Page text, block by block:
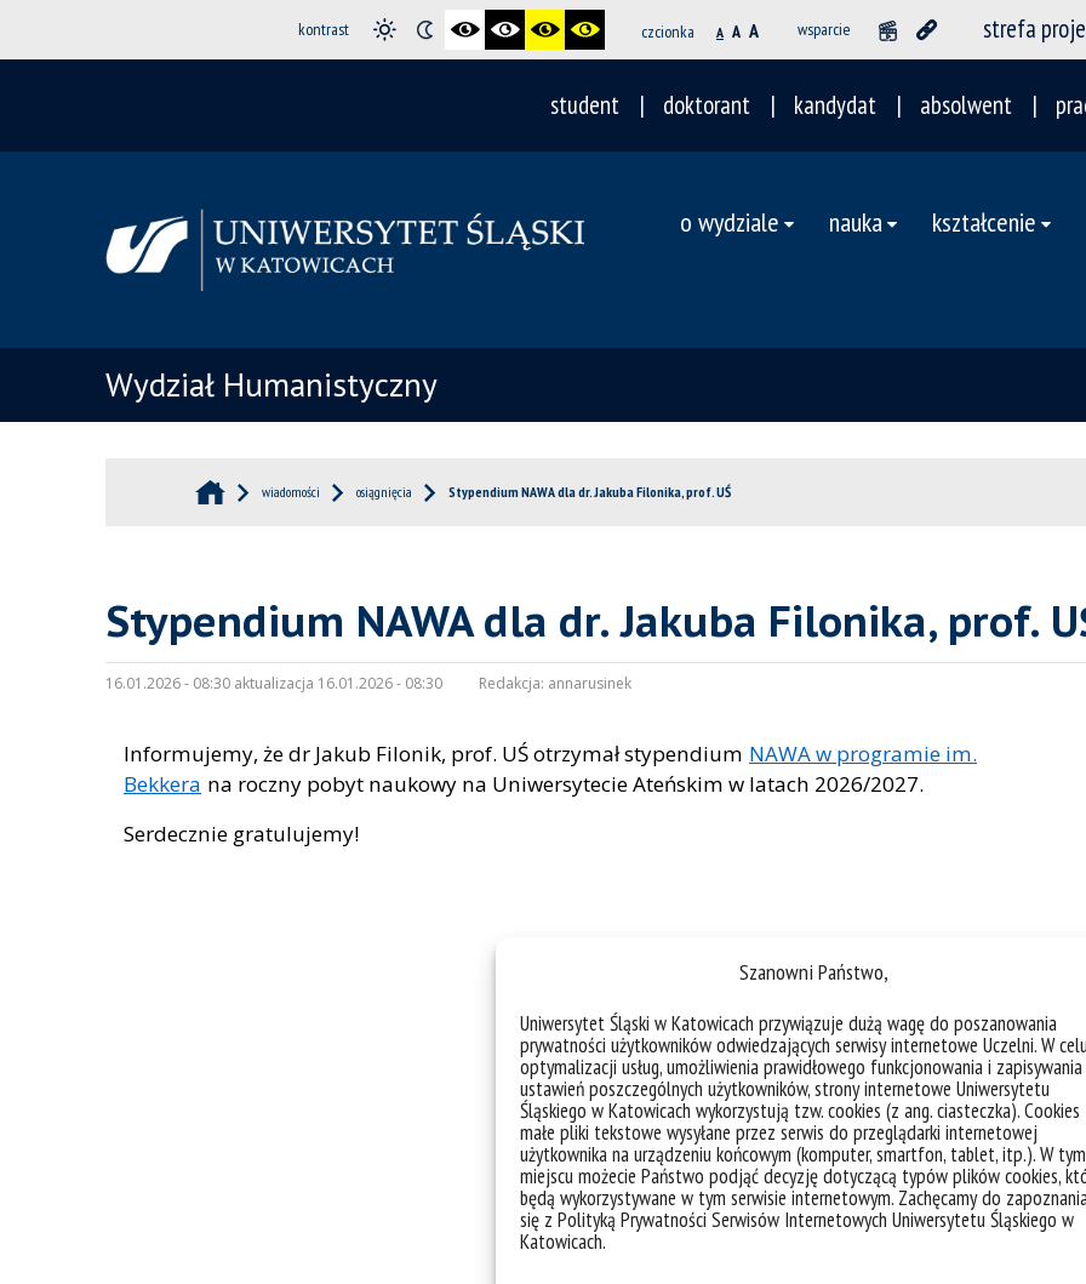
Szanowni Państwo,
Uniwersytet Śląski w Katowicach przywiązuje dużą wagę do poszanowania
prywatności użytkowników odwiedzających serwisy internetowe Uczelni. W
optymalizacji usług, umożliwienia prawidłowego funkcjonowania i zapisywania
ustawień poszczególnych użytkowników, strony internetowe Uniwersytetu
Śląskiego w Katowicach wykorzystują tzw. cookies (z ang. ciasteczka).
małe pliki tekstowe wysyłane przez serwis do przeglądarki internetowej
użytkownika na urządzeniu końcowym (komputer, smartfon, tablet, itp.). W tym
miejscu możecie Państwo podjąć decyzję dotyczącą typów plików cookies,
będą wykorzystywane w tym serwisie internetowym. Zachęcamy do
się z Polityką Prywatności Serwisów Internetowych Uniwersytetu Śląskiego w
Katowicach.
kontrast czcionka A A A wsparcie strefa
student doktorant kandydat absolwent
o wydziale nauka kształcenie
Wydział Humanistyczny
wiadomości osiągnięcia Stypendium NAWA dla dr. Jakuba Filonika, prof. UŚ
Stypendium NAWA dla dr. Jakuba Filonika, prof.
16.01.2026 - 08:30 aktualizacja 16.01.2026 - 08:30 Redakcja: annarusinek
Informujemy, że dr Jakub Filonik, prof. UŚ otrzymał stypendium NAWA w programie im.
Bekkera na roczny pobyt naukowy na Uniwersytecie Ateńskim w latach 2026/2027.
Serdecznie gratulujemy!